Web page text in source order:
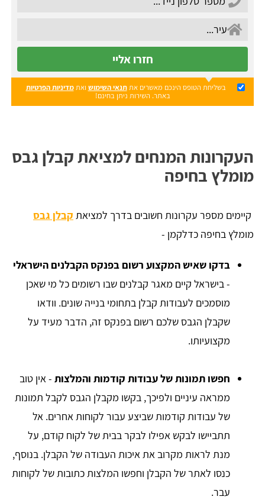
חזרו אליי
בשליחת הטופס הינכם מאשרים אתתנאי השימוש ואתמדיניות הפרטיות
באתר. השירות ניתן בחינם!
העקרונות המנחים למציאת קבלן גבס
מומלץ בחיפה
קיימים מספר עקרונות חשובים בדרך למציאת קבלן גבס
מומלץ בחיפה כדלקמן -
בדקו שאיש המקצוע רשום בפנקס הקבלנים הישראלי
- בישראל קיים מאגר קבלנים שבו רשומים כל מי שאכן
מוסמכים לעבודות קבלן בתחומי בנייה שונים. וודאו
שקבלן הגבס שלכם רשום בפנקס זה, הדבר מעיד על
מקצועיותו.
חפשו תמונות של עבודות קודמות והמלצות - אין טוב
ממראה עיניים ולפיכך, בקשו מקבלן הגבס לקבל תמונות
של עבודות קודמות שביצע עבור לקוחות אחרים. אל
תתביישו לבקש אפילו לבקר בבית של לקוח קודם, על
מנת לראות מקרוב את איכות העבודה של הקבלן. בנוסף,
כנסו לאתר של הקבלן וחפשו המלצות כתובות של לקוחות
עבר.